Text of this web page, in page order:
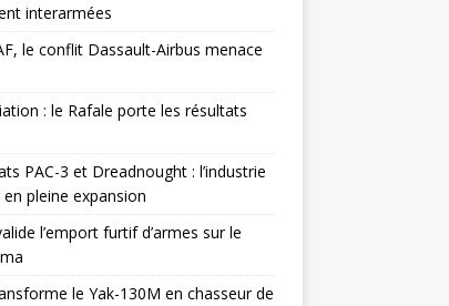
interarmées
le conflit Dassault-Airbus menace
: le Rafale porte les résultats
PAC-3 et Dreadnought : l’industrie
en pleine expansion
l’emport furtif d’armes sur le
le Yak-130M en chasseur de